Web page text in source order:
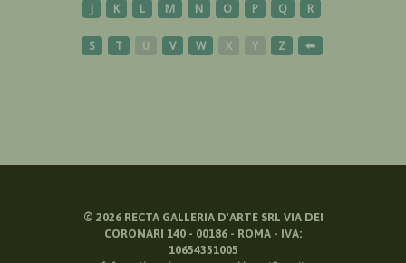
J K L M N O P Q R
S T U V W X Y Z ⬅
© 2026RECTA GALLERIA D'ARTE SRL VIA DEI
CORONARI 140 - 00186 - ROMA - IVA:
10654351005